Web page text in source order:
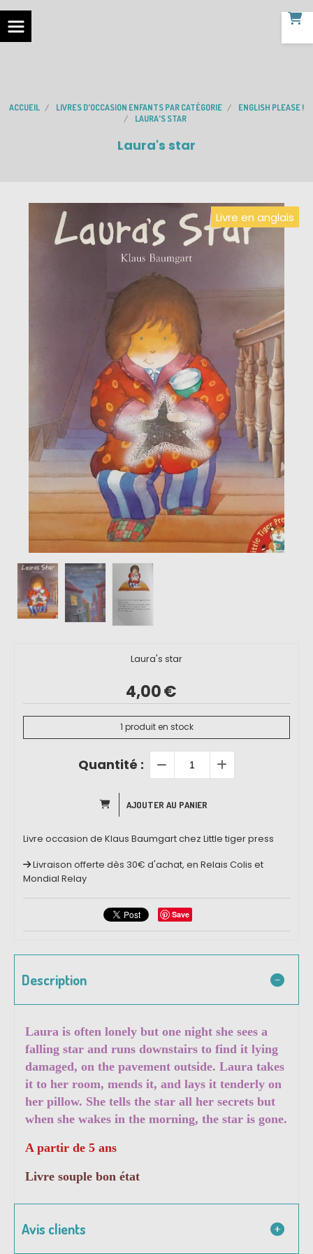
ACCUEIL LIVRES D'OCCASION ENFANTS PAR CATÉGORIE
ENGLISH PLEASE !
LAURA'S STAR
Laura's star
Livre en anglais
Laura's star
4,00€
1 produit en stock
Quantité :
AJOUTER AU PANIER
Livre occasion de Klaus Baumgart chez Little tiger press
Livraison offerte dès 30€ d'achat, en Relais Colis et
Mondial Relay
Save
Description
Laura is often lonely but one night she sees a
falling star and runs downstairs to find it lying
damaged, on the pavement outside. Laura takes
it to her room, mends it, and lays it tenderly on
her pillow. She tells the star all her secrets but
when she wakes in the morning, the star is gone.
A partir de 5 ans
Livre souple bon état
Avis clients